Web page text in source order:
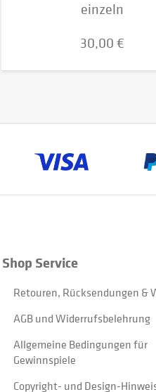
einzeln
30,00 €
Shop Service
Retouren, Rücksendungen &
AGB und Widerrufsbelehrung
Allgemeine Bedingungen für
Gewinnspiele
Copyright- und Design-